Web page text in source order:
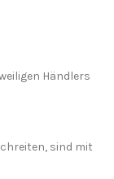
Händlers
sind mit